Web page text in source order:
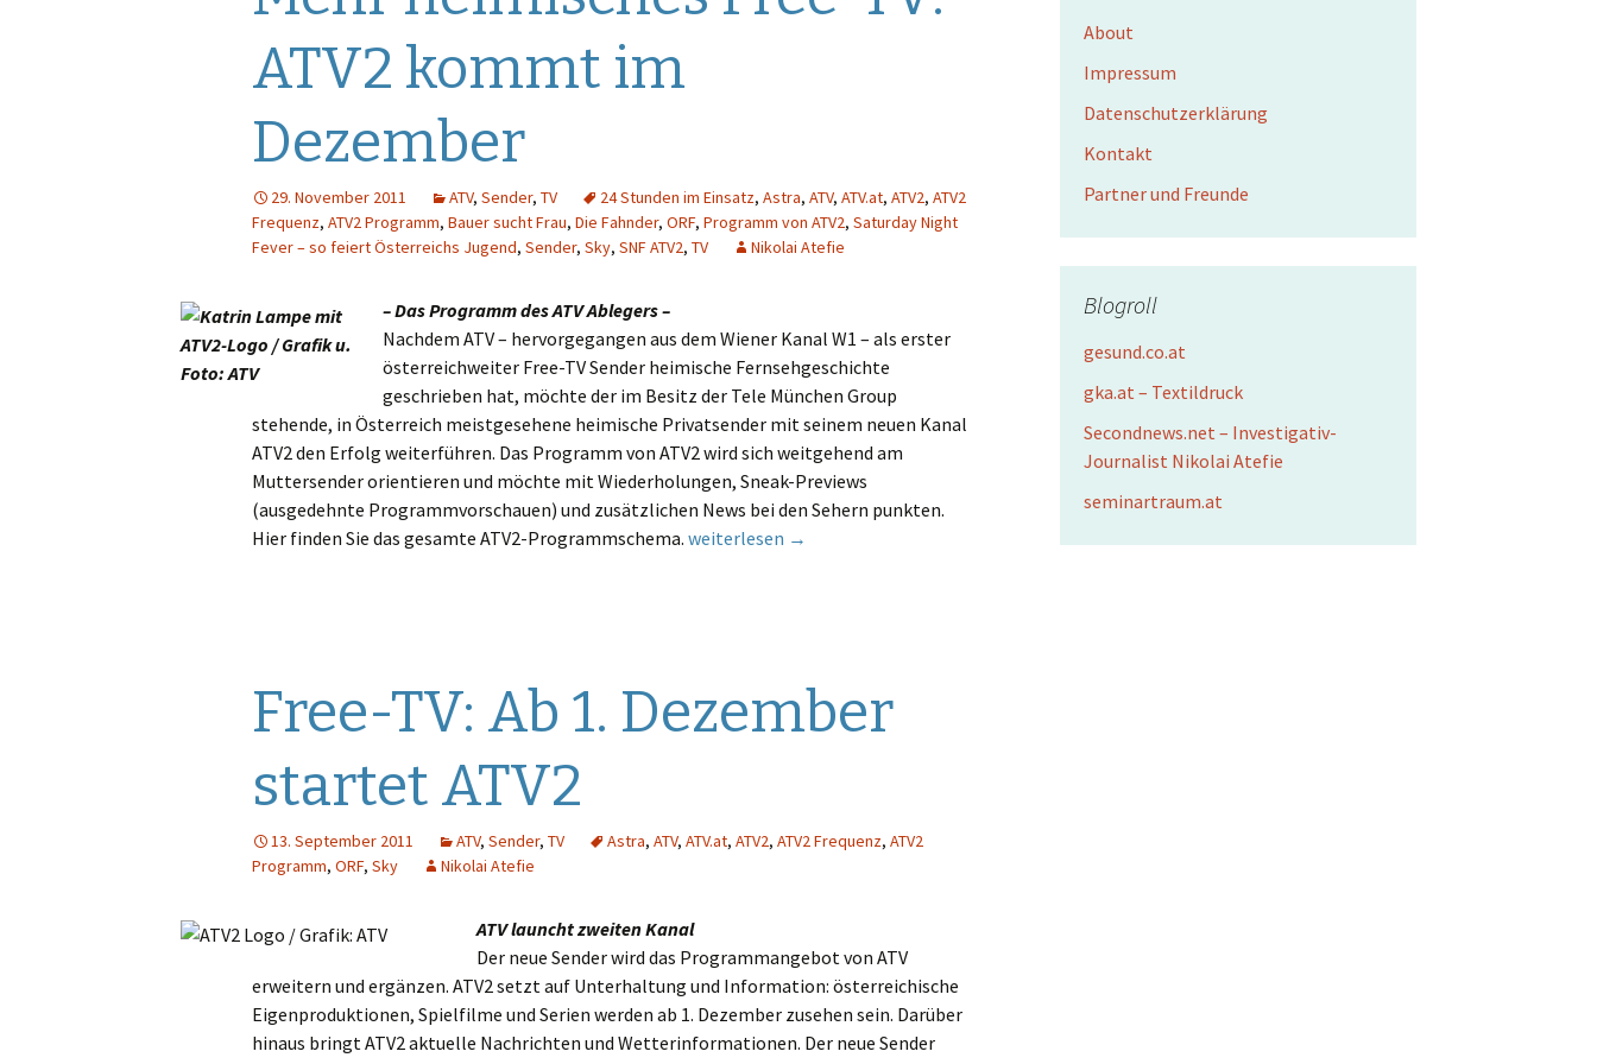
Pro7
Puls 4
Puls TV
RTL
RTL 2
Sat.1
ServusTV
F
G
H
I
J
K
L
N
M
R
S
T
V
W
X
ATV2 kommt im
Dezember
29. November 2011 ATV, Sender, TV 24 Stunden im Einsatz, Astra, ATV, ATV.at, ATV2, ATV2
Frequenz, ATV2 Programm, Bauer sucht Frau, Die Fahnder, ORF, Programm von ATV2, Saturday Night
Fever – so feiert Österreichs Jugend, Sender, Sky, SNF ATV2, TV Nikolai Atefie
– Das Programm des ATV Ablegers –
Nachdem ATV – hervorgegangen aus dem Wiener Kanal W1 – als erster
österreichweiter Free-TV Sender heimische Fernsehgeschichte
geschrieben hat, möchte der im Besitz der Tele München Group
stehende, in Österreich meistgesehene heimische Privatsender mit seinem neuen Kanal
ATV2 den Erfolg weiterführen. Das Programm von ATV2 wird sich weitgehend am
Muttersender orientieren und möchte mit Wiederholungen, Sneak-Previews
(ausgedehnte Programmvorschauen) und zusätzlichen News bei den Sehern punkten.
Hier finden Sie das gesamte ATV2-Programmschema. Mehr heimisches Free-TV: ATV2 kommt im Dezember
weiterlesen →
Free-TV: Ab 1. Dezember
startet ATV2
13. September 2011 ATV, Sender, TV Astra, ATV, ATV.at, ATV2, ATV2 Frequenz, ATV2
Programm, ORF, Sky Nikolai Atefie
ATV launcht zweiten Kanal
Der neue Sender wird das Programmangebot von ATV
erweitern und ergänzen. ATV2 setzt auf Unterhaltung und Information: österreichische
Eigenproduktionen, Spielfilme und Serien werden ab 1. Dezember zusehen sein. Darüber
hinaus bringt ATV2 aktuelle Nachrichten und Wetterinformationen. Der neue Sender
About
Impressum
Datenschutzerklärung
Kontakt
Partner und Freunde
Blogroll
gesund.co.at
gka.at – Textildruck
Secondnews.net – Investigativ-
Journalist Nikolai Atefie
seminartraum.at